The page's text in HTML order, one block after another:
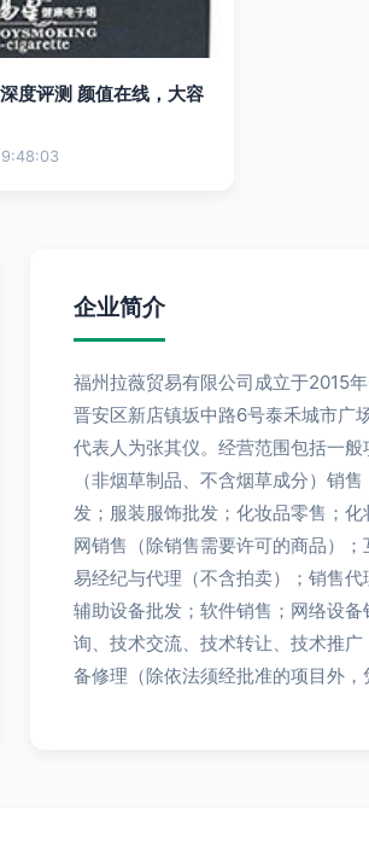
度评测 颜值在线，大容
企业简介
福州拉薇贸易有限公司成立于2015
晋安区新店镇坂中路6号泰禾城市广
代表人为张其仪。经营范围包括一
（非烟草制品、不含烟草成分）销
发；服装服饰批发；化妆品零售；
网销售（除销售需要许可的商品）
易经纪与代理（不含拍卖）；销售
辅助设备批发；软件销售；网络设
询、技术交流、技术转让、技术推
备修理（除依法须经批准的项目外，